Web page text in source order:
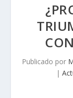
Publicado por
|